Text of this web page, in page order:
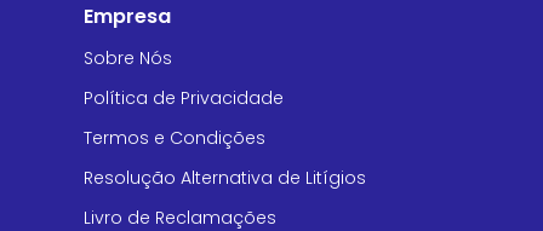
Empresa
Sobre Nós
Política de Privacidade
Termos e Condições
Resolução Alternativa de Litígios
Livro de Reclamações